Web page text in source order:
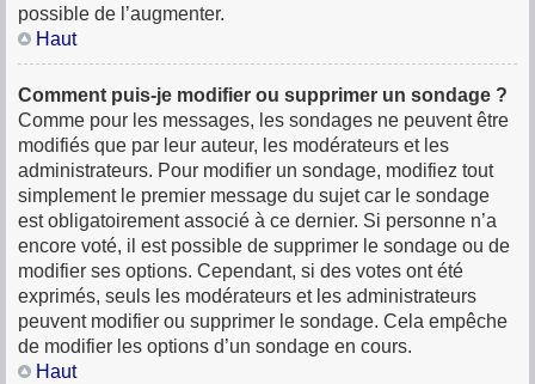
possible de l’augmenter.
Haut
Comment puis-je modifier ou supprimer un sondage ?
Comme pour les messages, les sondages ne peuvent être
modifiés que par leur auteur, les modérateurs et les
administrateurs. Pour modifier un sondage, modifiez tout
simplement le premier message du sujet car le sondage
est obligatoirement associé à ce dernier. Si personne n’a
encore voté, il est possible de supprimer le sondage ou de
modifier ses options. Cependant, si des votes ont été
exprimés, seuls les modérateurs et les administrateurs
peuvent modifier ou supprimer le sondage. Cela empêche
de modifier les options d’un sondage en cours.
Haut